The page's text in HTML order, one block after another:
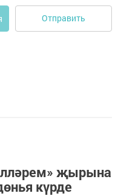
Отправить
җырына
күрде